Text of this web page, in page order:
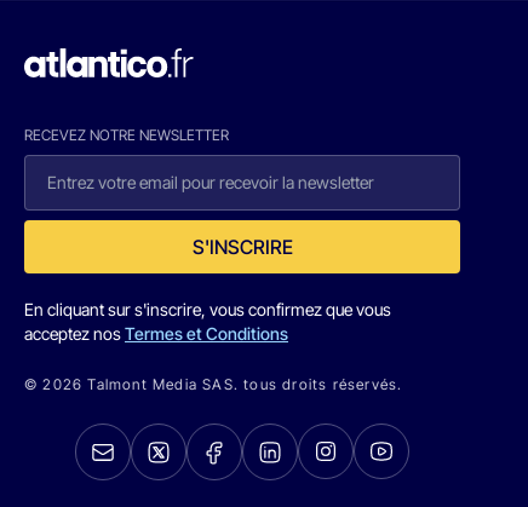
RECEVEZ NOTRE NEWSLETTER
S'INSCRIRE
En cliquant sur s'inscrire, vous confirmez que vous
acceptez nosTermes et Conditions
© 2026 Talmont Media SAS. tous droits réservés.